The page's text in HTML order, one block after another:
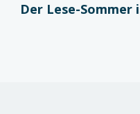
Der Lese-Sommer